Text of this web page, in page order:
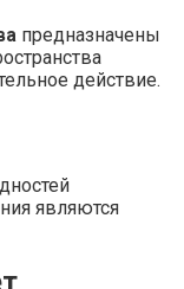
предназначены
действие.
являются